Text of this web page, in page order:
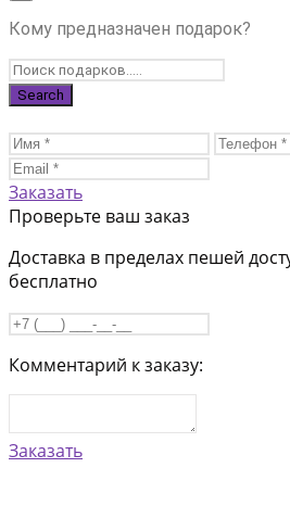
Кому предназначен подарок?
Заказать
Проверьте ваш заказ
Доставка в пределах пешей
бесплатно
Комментарий к заказу:
Заказать